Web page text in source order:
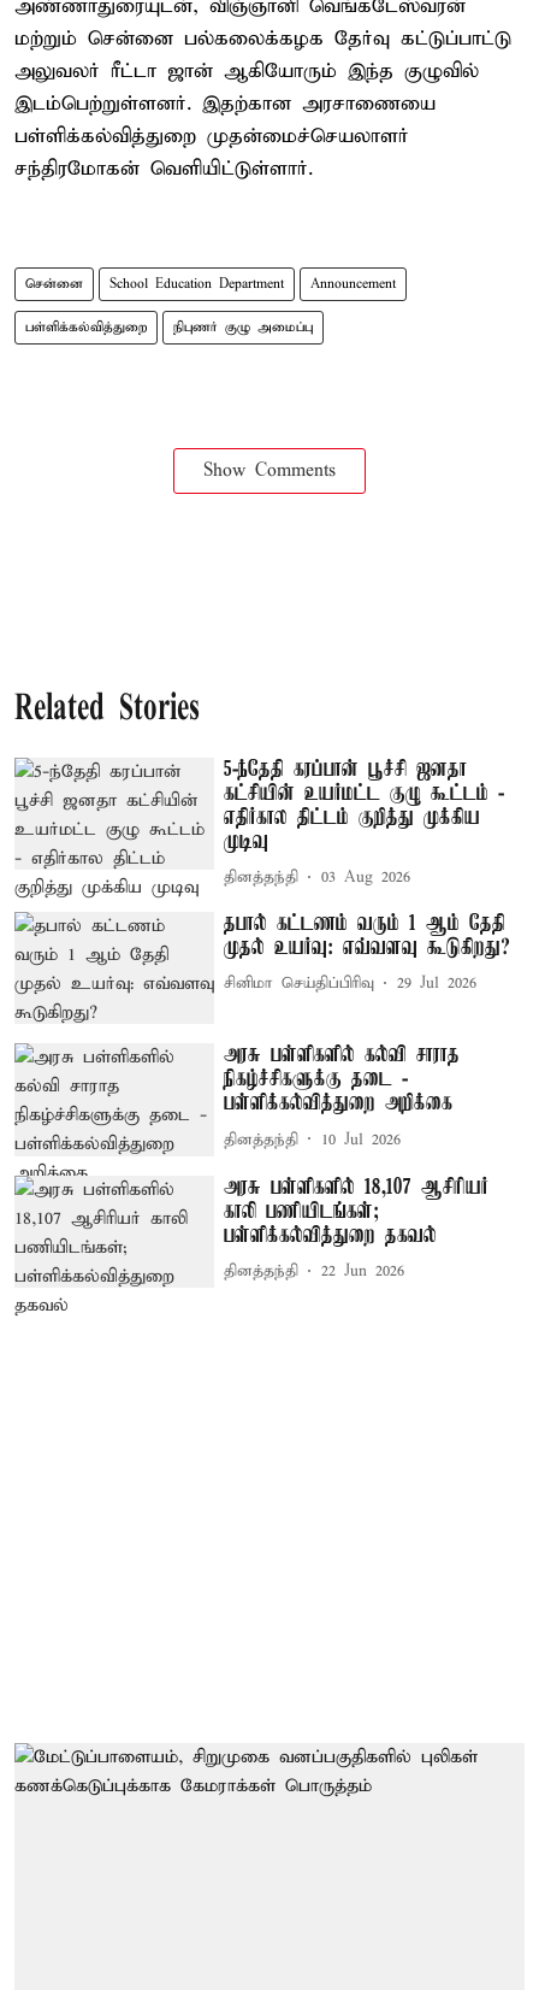
அண்ணாதுரையுடன், விஞ்ஞானி வெங்கடேஸ்வரன்
மற்றும் சென்னை பல்கலைக்கழக தேர்வு கட்டுப்பாட்டு
அலுவலர் ரீட்டா ஜான் ஆகியோரும் இந்த குழுவில்
இடம்பெற்றுள்ளனர். இதற்கான அரசாணையை
பள்ளிக்கல்வித்துறை முதன்மைச்செயலாளர்
சந்திரமோகன் வெளியிட்டுள்ளார்.
சென்னை School Education Department Announcement
பள்ளிக்கல்வித்துறை நிபுணர் குழு அமைப்பு
Show Comments
Related Stories
5-ந்தேதி கரப்பான் பூச்சி ஜனதா
கட்சியின் உயர்மட்ட குழு கூட்டம் -
எதிர்கால திட்டம் குறித்து முக்கிய
முடிவு
தினத்தந்தி 03 Aug 2026
தபால் கட்டணம் வரும் 1 ஆம் தேதி
முதல் உயர்வு: எவ்வளவு கூடுகிறது?
சினிமா செய்திப்பிரிவு 29 Jul 2026
அரசு பள்ளிகளில் கல்வி சாராத
நிகழ்ச்சிகளுக்கு தடை -
பள்ளிக்கல்வித்துறை அறிக்கை
தினத்தந்தி 10 Jul 2026
அரசு பள்ளிகளில் 18,107 ஆசிரியர்
காலி பணியிடங்கள்;
பள்ளிக்கல்வித்துறை தகவல்
தினத்தந்தி 22 Jun 2026